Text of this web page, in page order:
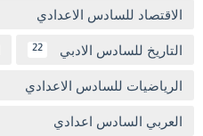
الاقتصاد للسادس الاعدادي
التاريخ للسادس الادبي 22
الرياضيات للسادس الاعدادي
العربي السادس اعدادي